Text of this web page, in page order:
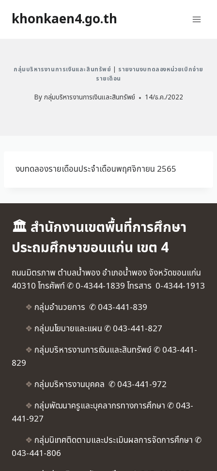
khonkaen4.go.th
กลุ่มบริหารงานการเงินและสินทรัพย์ | รายงานงบทดลองหน่วยเบิกจ่าย
รายเดือน
By กลุ่มบริหารงานการเงินและสินทรัพย์ 14/ธ.ค./2022
งบทดลองรายเดือนประจำเดือนพฤศจิกายน 2565
🏛 สำนักงานเขตพื้นที่การศึกษา
ประถมศึกษาขอนแก่น เขต 4
ถนนมิตรภาพ ตำบลน้ำพอง อำเภอน้ำพอง จังหวัดขอนแก่น
40310 โทรศัพท์ ✆ 0-4344-1839 โทรสาร 0-4344-1913
❖ กลุ่มอำนวยการ ✆ 043-441-839
❖ กลุ่มนโยบายและแผน ✆ 043-441-827
❖ กลุ่มบริหารงานการเงินและสินทรัพย์ ✆ 043-441-
829
❖ กลุ่มบริหารงานบุคคล ✆ 043-441-972
❖ กลุ่มพัฒนาครูและบุคลากรทางการศึกษา ✆ 043-
441-927
❖ กลุ่มนิเทศติดตามและประเมินผลการจัดการศึกษา ✆
043-441-806